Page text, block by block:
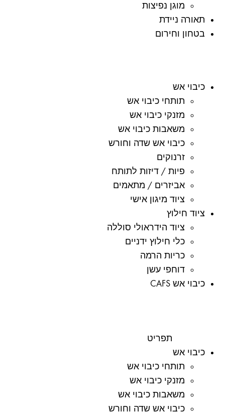
מוגן נפיצות
תאורה ניידת
בטחון וחירום
כיבוי אש
תותחי כיבוי אש
מזנקי כיבוי אש
משאבות כיבוי אש
כיבוי אש שדה וחורש
זרנוקים
פיות / דיזות לתותח
אביזרים / מתאמים
ציוד מיגון אישי
ציוד חילוץ
ציוד הידראולי סוללה
כלי חילוץ ידניים
כריות הרמה
דוחפי עשן
כיבוי אש CAFS
תפריט
כיבוי אש
תותחי כיבוי אש
מזנקי כיבוי אש
משאבות כיבוי אש
כיבוי אש שדה וחורש